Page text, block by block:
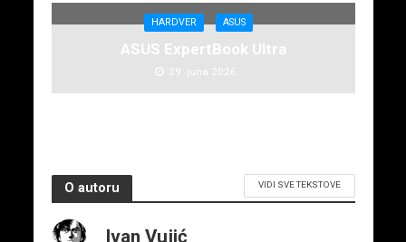
HARDVER ASUS
ASUS ExpertBook Ultra
29. juna 2026.
O autoru VIDI SVE TEKSTOVE
Ivan Vujić